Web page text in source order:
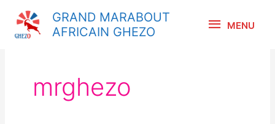
contenu
GRAND MARABOUT
AFRICAIN GHEZO
MENU
mrghezo